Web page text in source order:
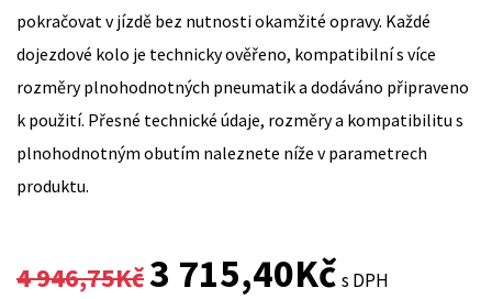
pokračovat v jízdě bez nutnosti okamžité opravy. Každé
dojezdové kolo je technicky ověřeno, kompatibilní s více
rozměry plnohodnotných pneumatik a dodáváno připraveno
k použití. Přesné technické údaje, rozměry a kompatibilitu s
plnohodnotným obutím naleznete níže v parametrech
produktu.
4 946,75Kč
Original
3 715,40KčCurrent
s DPH